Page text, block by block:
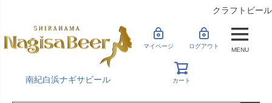
クラフトビール
南紀白浜ナギサビール
マイページ ログアウト
カート
MENU